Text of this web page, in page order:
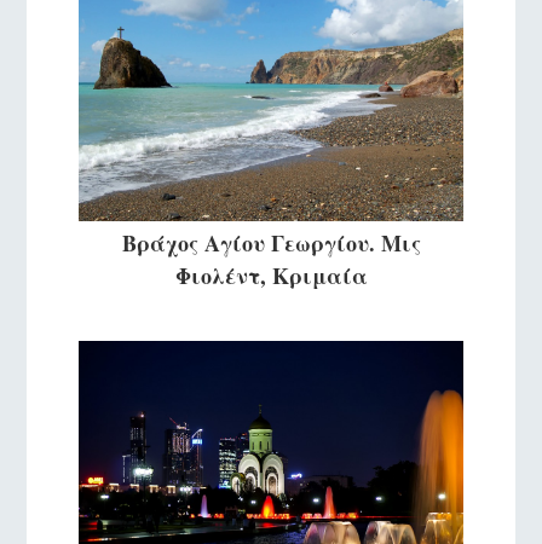
Βράχος Αγίου Γεωργίου. Μις
Φιολέντ, Κριμαία